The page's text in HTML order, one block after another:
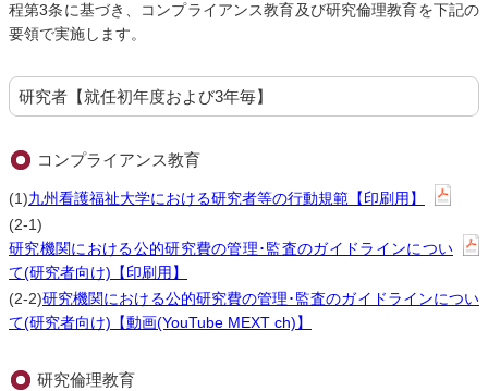
程第3条に基づき、コンプライアンス教育及び研究倫理教育を下記の
要領で実施します。
研究者【就任初年度および3年毎】
コンプライアンス教育
(1)九州看護福祉大学における研究者等の行動規範【印刷用】
(2-1)
研究機関における公的研究費の管理･監査のガイドラインについ
て(研究者向け)【印刷用】
(2-2)研究機関における公的研究費の管理･監査のガイドラインについ
て(研究者向け)【動画(YouTube MEXT ch)】
研究倫理教育